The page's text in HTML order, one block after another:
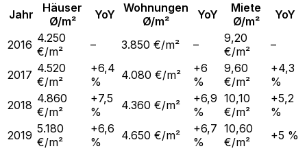
Jahr
Häuser
Ø/m²
YoY
Wohnungen
Ø/m²
YoY
Miete
Ø/m²
YoY
2016 4.250
€/m²
– 3.850 €/m² –
9,20
€/m²
–
2017 4.520
€/m²
+6,4
%
4.080 €/m²
+6
%
9,60
€/m²
+4,3
%
2018 4.860
€/m²
+7,5
%
4.360 €/m²
+6,9
%
10,10
€/m²
+5,2
%
2019 5.180
€/m²
+6,6
%
4.650 €/m²
+6,7
%
10,60
€/m²
+5 %